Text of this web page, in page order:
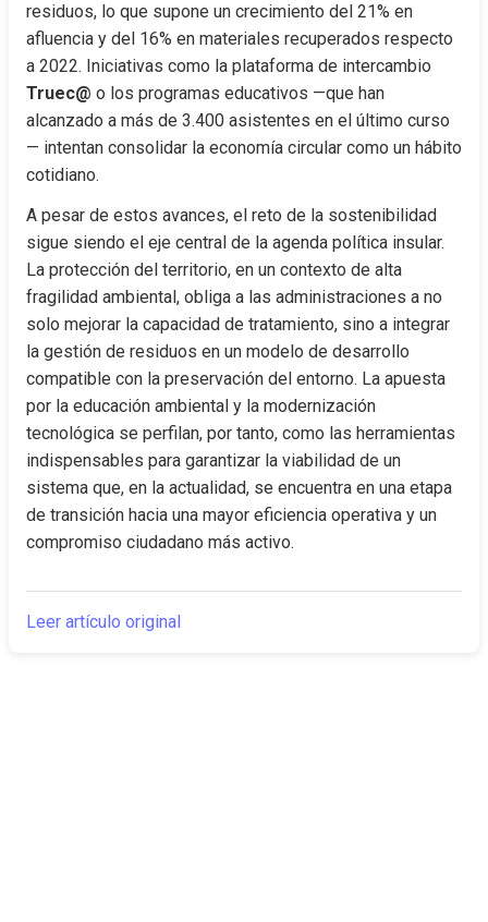
residuos, lo que supone un crecimiento del 21% en
afluencia y del 16% en materiales recuperados respecto
Truec@ o los programas educativos —que han
alcanzado a más de 3.400 asistentes en el último curso
— intentan consolidar la economía circular como un hábito
cotidiano.
A pesar de estos avances, el reto de la sostenibilidad
sigue siendo el eje central de la agenda política insular.
La protección del territorio, en un contexto de alta
fragilidad ambiental, obliga a las administraciones a no
solo mejorar la capacidad de tratamiento, sino a integrar
la gestión de residuos en un modelo de desarrollo
compatible con la preservación del entorno. La apuesta
por la educación ambiental y la modernización
tecnológica se perfilan, por tanto, como las herramientas
indispensables para garantizar la viabilidad de un
sistema que, en la actualidad, se encuentra en una etapa
de transición hacia una mayor eficiencia operativa y un
compromiso ciudadano más activo.
Leer artículo original